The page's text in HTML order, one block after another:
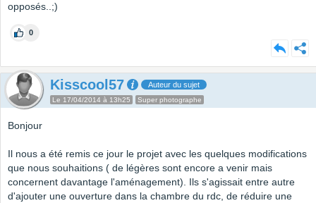
opposés..;)
0
Kisscool57 Auteur du sujet
Le 17/04/2014 à 13h25 Super photographe
Bonjour
Il nous a été remis ce jour le projet avec les quelques modifications
que nous souhaitions ( de légères sont encore a venir mais
concernent davantage l'aménagement). Ils s'agissait entre autre
d'ajouter une ouverture dans la chambre du rdc, de réduire une